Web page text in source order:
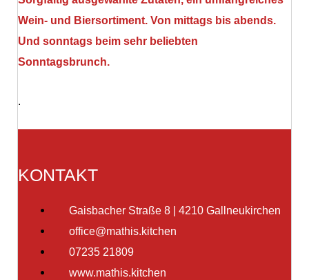
Wein- und Biersortiment. Von mittags bis abends.
Und sonntags beim sehr beliebten
Sonntagsbrunch.
.
KONTAKT
Gaisbacher Straße 8 | 4210 Gallneukirchen
office@mathis.kitchen
07235 21809
www.mathis.kitchen